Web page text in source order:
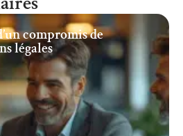
compromis de
légales